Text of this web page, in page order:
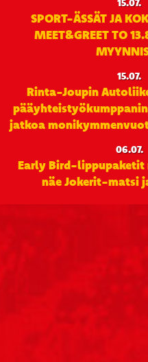
SPORT-ÄSSÄT JA
MEET&GREET TO
15.07.
Rinta-Joupin
jatkoa
06.07.
Early Bird-
näe Jokerit-matsi